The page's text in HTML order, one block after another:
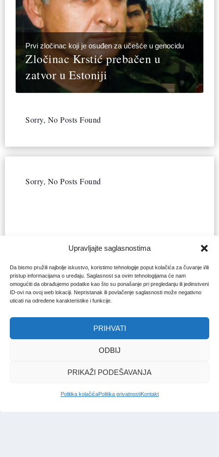
Upravljajte saglasnostima
Da bismo pružili najbolje iskustvo, koristimo tehnologije poput kolačića za čuvanje i/ili
pristup informacijama o uređaju. Saglasnost sa ovim tehnologijama će nam
omogućiti da obrađujemo podatke kao što su ponašanje pri pregledanju ili jedinstveni
ID-ovi na ovoj web lokaciji. Nepristanak ili povlačenje saglasnosti može negativno
uticati na određene karakteristike i funkcije.
PRIHVATI
ODBIJ
PRIKAŽI PODEŠAVANJA
Politika kolačićaPolitika privatnostiKontakt
Prvi zločinac koji je osuđen za učešće u genocidu
Zločinac Krstić prebačen u
zatvor u Estoniji
Sorry, No Posts Found
Sorry, No Posts Found